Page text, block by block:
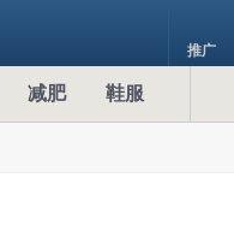
推广
减肥 鞋服